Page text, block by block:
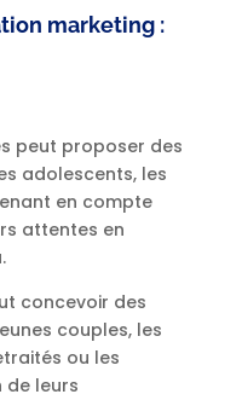
marketing :
peut proposer des
adolescents, les
en compte
attentes en
concevoir des
couples, les
ou les
de leurs